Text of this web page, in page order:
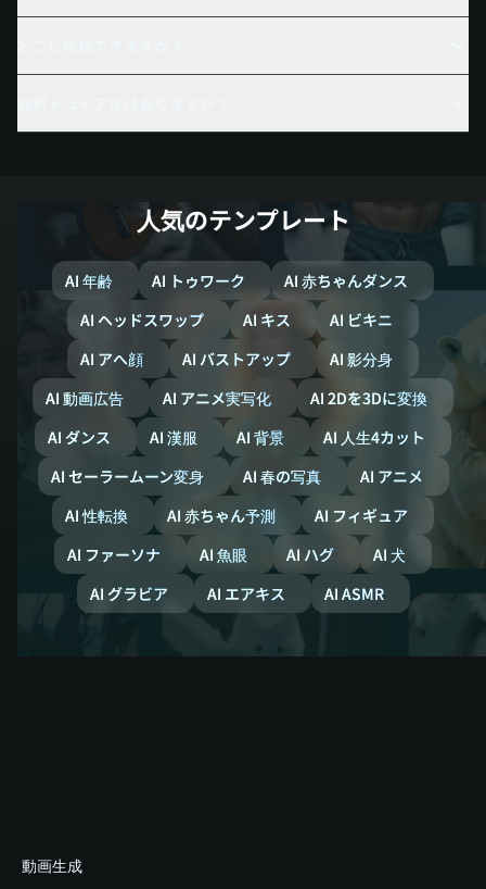
人気のテンプレート
AI 年齢 AI トゥワーク
AI 赤ちゃんダンス
AI ヘッドスワップ
AI キス
AI ビキニ
AI アへ顔
AI バストアップ
AI 影分身
AI 動画広告
AI アニメ実写化
AI 2Dを3Dに変換
AI ダンス
AI 漢服 AI 背景
AI 人生4カット
AI セーラームーン変身
AI 春の写真
AI アニメ
AI 性転換
AI 赤ちゃん予測
AI フィギュア
AI ファーソナ
AI 魚眼 AI ハグ
AI 犬
AI グラビア
AI エアキス AI ASMR
動画生成